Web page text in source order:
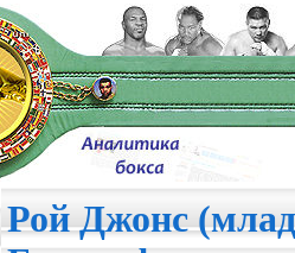
Рой Джонс